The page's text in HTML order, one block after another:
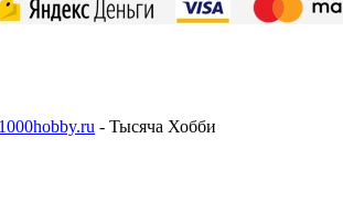
- Тысяча Хобби